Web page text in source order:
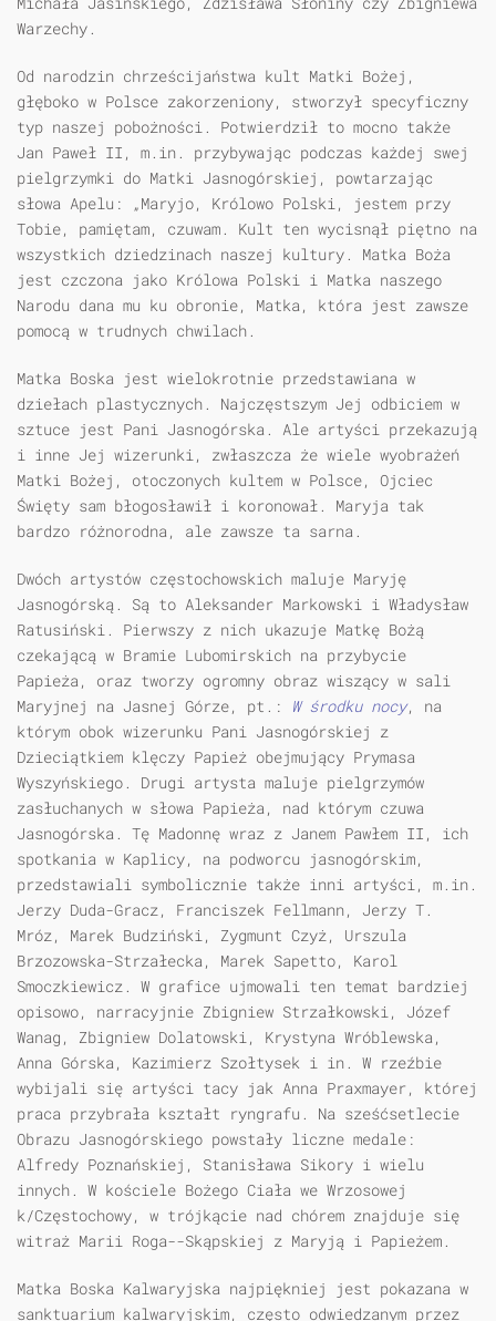
Warzechy.
Od narodzin chrześcijaństwa kult Matki Bożej,
głęboko w Polsce zakorzeniony, stworzył specyficzny
typ naszej pobożności. Potwierdził to mocno także
Jan Paweł II, m.in. przybywając podczas każdej swej
pielgrzymki do Matki Jasnogórskiej, powtarzając
słowa Apelu: „Maryjo, Królowo Polski, jestem przy
Tobie, pamiętam, czuwam. Kult ten wycisnął piętno na
wszystkich dziedzinach naszej kultury. Matka Boża
jest czczona jako Królowa Polski i Matka naszego
Narodu dana mu ku obronie, Matka, która jest zawsze
pomocą w trudnych chwilach.
Matka Boska jest wielokrotnie przedstawiana w
dziełach plastycznych. Najczęstszym Jej odbiciem w
sztuce jest Pani Jasnogórska. Ale artyści przekazują
i inne Jej wizerunki, zwłaszcza że wiele wyobrażeń
Matki Bożej, otoczonych kultem w Polsce, Ojciec
Święty sam błogosławił i koronował. Maryja tak
bardzo różnorodna, ale zawsze ta sarna.
Dwóch artystów częstochowskich maluje Maryję
Jasnogórską. Są to Aleksander Markowski i Władysław
Ratusiński. Pierwszy z nich ukazuje Matkę Bożą
czekającą w Bramie Lubomirskich na przybycie
Papieża, oraz tworzy ogromny obraz wiszący w sali
Maryjnej na Jasnej Górze, pt.:
W środku nocy, na
którym obok wizerunku Pani Jasnogórskiej z
Dzieciątkiem klęczy Papież obejmujący Prymasa
Wyszyńskiego. Drugi artysta maluje pielgrzymów
zasłuchanych w słowa Papieża, nad którym czuwa
Jasnogórska. Tę Madonnę wraz z Janem Pawłem II, ich
spotkania w Kaplicy, na podworcu jasnogórskim,
przedstawiali symbolicznie także inni artyści, m.in.
Jerzy Duda-Gracz, Franciszek Fellmann, Jerzy T.
Mróz, Marek Budziński, Zygmunt Czyż, Urszula
Brzozowska-Strzałecka, Marek Sapetto, Karol
Smoczkiewicz. W grafice ujmowali ten temat bardziej
opisowo, narracyjnie Zbigniew Strzałkowski, Józef
Wanag, Zbigniew Dolatowski, Krystyna Wróblewska,
Anna Górska, Kazimierz Szołtysek i in. W rzeźbie
wybijali się artyści tacy jak Anna Praxmayer, której
praca przybrała kształt ryngrafu. Na sześćsetlecie
Obrazu Jasnogórskiego powstały liczne medale:
Alfredy Poznańskiej, Stanisława Sikory i wielu
innych. W kościele Bożego Ciała we Wrzosowej
k/Częstochowy, w trójkącie nad chórem znajduje się
witraż Marii Roga--Skąpskiej z Maryją i Papieżem.
Matka Boska Kalwaryjska najpiękniej jest pokazana w
sanktuarium kalwaryjskim, często odwiedzanym przez